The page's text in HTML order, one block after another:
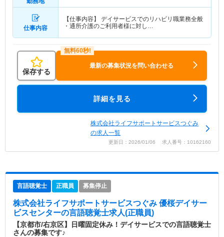
仕事内容
【仕事内容】 デイサービスでのリハビリ職業務全般
・通所介護のご利用者様に対し…
保存する
最新の募集状況を問い合わせる
詳細を見る
株式会社ライフサポートサービスつぐみ
の求人一覧
更新日：2026/01/06 求人番号：10162160
言語聴覚士 正職員 募集停止
株式会社ライフサポートサービスつぐみ 優桜デイサー
ビスセンターの言語聴覚士求人(正職員)
【京都市/右京区】日曜固定休み！デイサービスでの言語聴覚士
さんの募集です♪